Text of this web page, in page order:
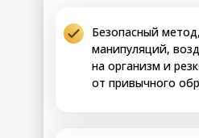
Безопасный
манипуляций,
на организм и
от привычного
• Жирная, острая
или пропуск обеда
вызывают боли
рёбрами
• Уходит чувство
в брюшной
полости (подъём